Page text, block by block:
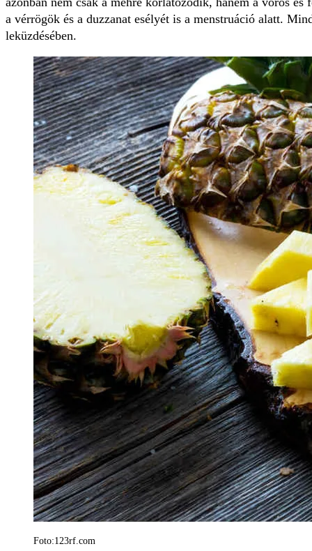
a vérrögök és a duzzanat esélyét is a menstruáció alatt.
leküzdésében.
Foto:123rf.com